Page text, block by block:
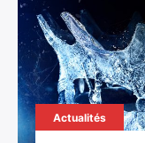
Actualités
Rechercher
: